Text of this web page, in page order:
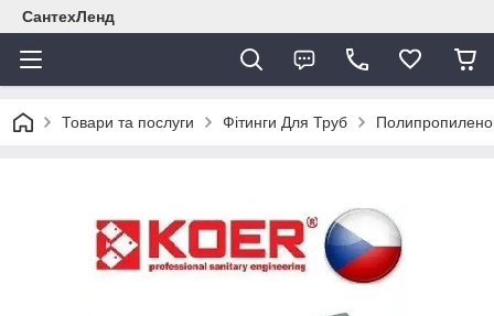
СантехЛенд
Товари та послуги Фітинги Для Труб